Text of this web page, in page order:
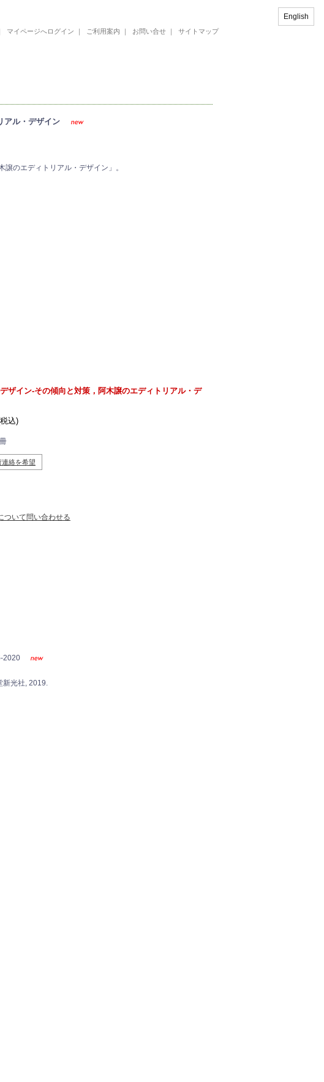
マイページへログイン ｜ ご利用案内 ｜ お問い合せ ｜ サイトマップ
アル・デザイン
のエディトリアル・デザイン」。
ザイン-その傾向と対策，阿木譲のエディトリアル・デ
込)
冊
連絡を希望
ついて問い合わせる
2020
新光社, 2019.
English